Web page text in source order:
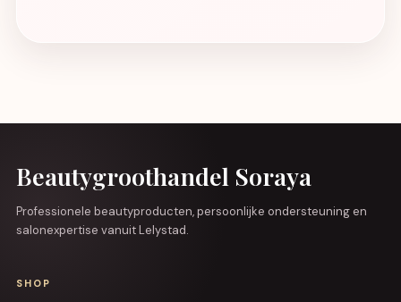
Beautygroothandel Soraya
Professionele beautyproducten, persoonlijke ondersteuning en
salonexpertise vanuit Lelystad.
SHOP